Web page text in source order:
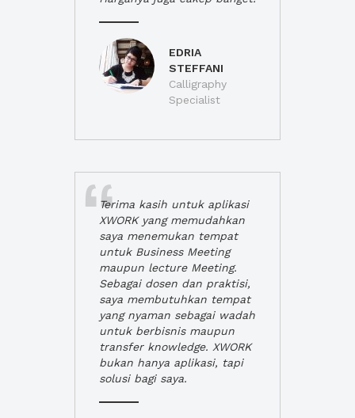
EDRIA
STEFFANI
Calligraphy
Specialist
Terima kasih untuk aplikasi
XWORK yang memudahkan
saya menemukan tempat
untuk Business Meeting
maupun lecture Meeting.
Sebagai dosen dan praktisi,
saya membutuhkan tempat
yang nyaman sebagai wadah
untuk berbisnis maupun
transfer knowledge. XWORK
bukan hanya aplikasi, tapi
solusi bagi saya.